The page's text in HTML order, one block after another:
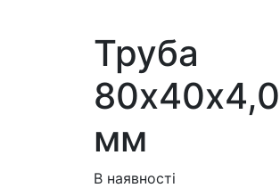
Труба
80х40х4,0
мм
В наявності